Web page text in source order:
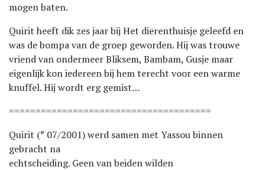
mogen baten.
Quirit heeft dik zes jaar bij Het dierenthuisje geleefd en
was de bompa van de groep geworden. Hij was trouwe
vriend van ondermeer Bliksem, Bambam, Gusje maar
eigenlijk kon iedereen bij hem terecht voor een warme
knuffel. Hij wordt erg gemist…
======================================
Quirit (° 07/2001) werd samen met Yassou binnen
gebracht na
echtscheiding. Geen van beiden wilden